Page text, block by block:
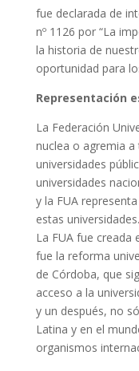
fue declarada de
nº 1126 por “La
la historia de
oportunidad para
Representación
La Federación
nuclea o agremia
universidades
universidades
y la FUA
estas
La FUA fue creada
fue la reforma
de Córdoba, que
acceso a la
y un después, no
Latina y en el
organismos